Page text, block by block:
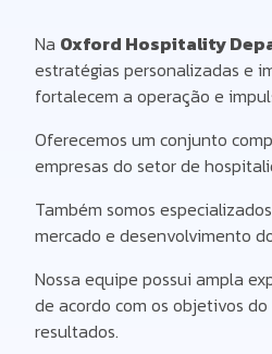
Na Oxford Hospitality
estratégias personalizadas e
fortalecem a operação e
Oferecemos um conjunto
empresas do setor de
Também somos
mercado e desenvolvimento
Nossa equipe possui ampla
de acordo com os objetivos
resultados.